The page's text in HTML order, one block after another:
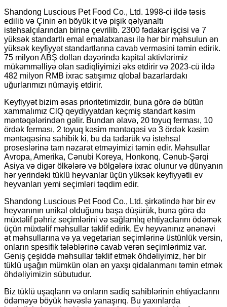
Shandong Luscious Pet Food Co., Ltd. 1998-ci ildə təsis
edilib və Çinin ən böyük it və pişik qəlyanaltı
istehsalçılarından birinə çevrilib. 2300 fədakar işçisi və 7
yüksək standartlı emal emalatxanası ilə hər bir məhsulun ən
yüksək keyfiyyət standartlarına cavab verməsini təmin edirik.
75 milyon ABŞ dolları dəyərində kapital aktivlərimiz
mükəmməlliyə olan sadiqliyimizi əks etdirir və 2023-cü ildə
482 milyon RMB ixrac satışımız qlobal bazarlardakı
uğurlarımızı nümayiş etdirir.
Keyfiyyət bizim əsas prioritetimizdir, buna görə də bütün
xammalımız ClQ qeydiyyatdan keçmiş standart kəsim
məntəqələrindən gəlir. Bundan əlavə, 20 toyuq ferması, 10
ördək ferması, 2 toyuq kəsim məntəqəsi və 3 ördək kəsim
məntəqəsinə sahibik ki, bu da tədarük və istehsal
proseslərinə tam nəzarət etməyimizi təmin edir. Məhsullar
Avropa, Amerika, Cənubi Koreya, Honkonq, Cənub-Şərqi
Asiya və digər ölkələrə və bölgələrə ixrac olunur və dünyanın
hər yerindəki tüklü heyvanlar üçün yüksək keyfiyyətli ev
heyvanları yemi seçimləri təqdim edir.
Shandong Luscious Pet Food Co., Ltd. şirkətində hər bir ev
heyvanının unikal olduğunu başa düşürük, buna görə də
müxtəlif pəhriz seçimlərini və sağlamlıq ehtiyaclarını ödəmək
üçün müxtəlif məhsullar təklif edirik. Ev heyvanınız ənənəvi
ət məhsullarına və ya vegetarian seçimlərinə üstünlük versin,
onların spesifik tələblərinə cavab verən seçimlərimiz var.
Geniş çeşiddə məhsullar təklif etmək öhdəliyimiz, hər bir
tüklü uşağın mümkün olan ən yaxşı qidalanmanı təmin etmək
öhdəliyimizin sübutudur.
Biz tüklü uşaqların və onların sadiq sahiblərinin ehtiyaclarını
ödəməyə böyük həvəslə yanaşırıq. Bu yaxınlarda